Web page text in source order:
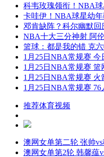
科韦玫瑰领衔！NBA
卡哇伊！NBA球星幼
邓肯缺阵？科尔幽默回
NBA十大三分神射 阿
篮球：都是我的错 克
1月25日NBA常规赛
1月25日NBA常规赛 篮
1月25日NBA常规赛 火
1月25日NBA常规赛
推荐体育视频
澳网女单第二轮 张帅
澳网女单第2轮 韩馨蕴